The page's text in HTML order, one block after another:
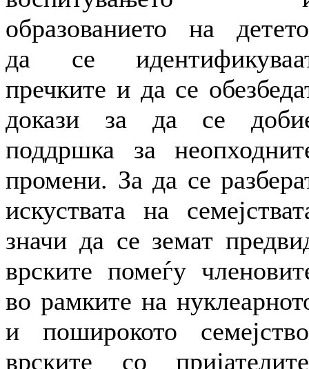
образованието на
да се
пречките и да се
докази за да се
поддршка за
промени. За да се
искуствата на
значи да се земат
врските помеѓу
во рамките на
и поширокото
врските со